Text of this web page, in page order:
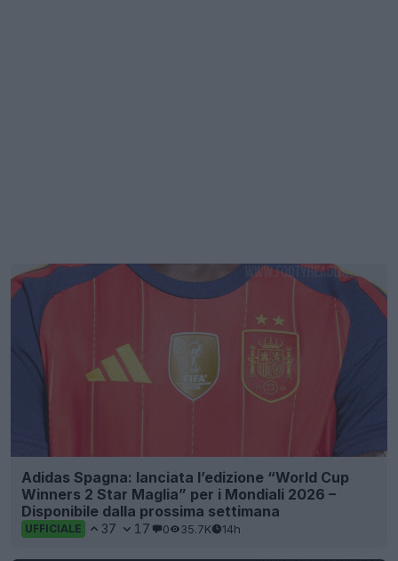
Adidas Spagna: lanciata l’edizione “World Cup
Winners 2 Star Maglia” per i Mondiali 2026 –
Disponibile dalla prossima settimana
UFFICIALE 37 17 0 35.7K 14h